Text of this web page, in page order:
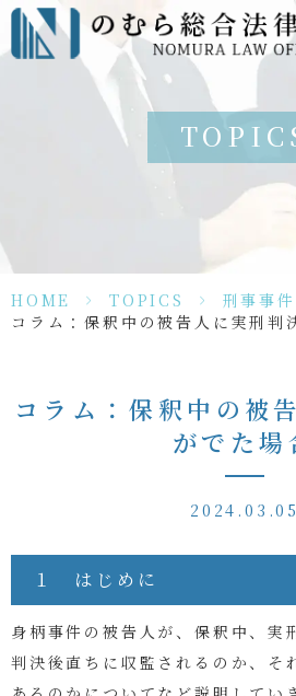
HOME > TOPICS > 刑事事
コラム：保釈中の被告人に実刑判
コラム：保釈中の被
がでた場
2024.03.05
１ はじめに
身柄事件の被告人が、保釈中、実
判決後直ちに収監されるのか、そ